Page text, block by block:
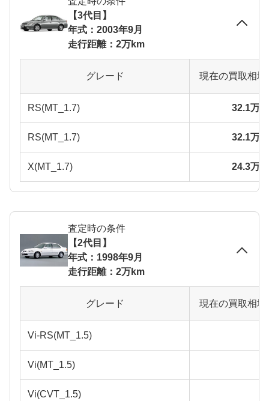
【3代目】
年式：2003年9月
走行距離：2万km
グレード 現在の買取相
RS(MT_1.7) 32.1万
RS(MT_1.7) 32.1万
X(MT_1.7) 24.3万
査定時の条件
【2代目】
年式：1998年9月
走行距離：2万km
グレード 現在の買取相
Vi-RS(MT_1.5)
Vi(MT_1.5)
Vi(CVT_1.5)